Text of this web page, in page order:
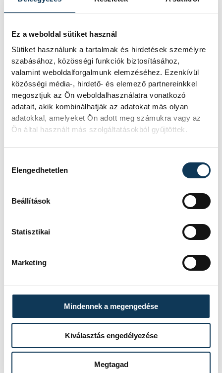
Ez a weboldal sütiket használ
Sütiket használunk a tartalmak és hirdetések személyre
szabásához, közösségi funkciók biztosításához,
valamint weboldalforgalmunk elemzéséhez. Ezenkívül
közösségi média-, hirdető- és elemező partnereinkkel
megosztjuk az Ön weboldalhasználatra vonatkozó
adatait, akik kombinálhatják az adatokat más olyan
adatokkal, amelyeket Ön adott meg számukra vagy az
Ön által használt más szolgáltatásokból gyűjtöttek.
Elengedhetetlen
Beállítások
Statisztikai
Marketing
Mindennek a megengedése
Kiválasztás engedélyezése
Megtagad
A fesztivál egyébként egész nap várja a
látogatókat.
közélet
Ovádi Péter
Vámosi Lencse- és Hurkafesztivál
Kovács